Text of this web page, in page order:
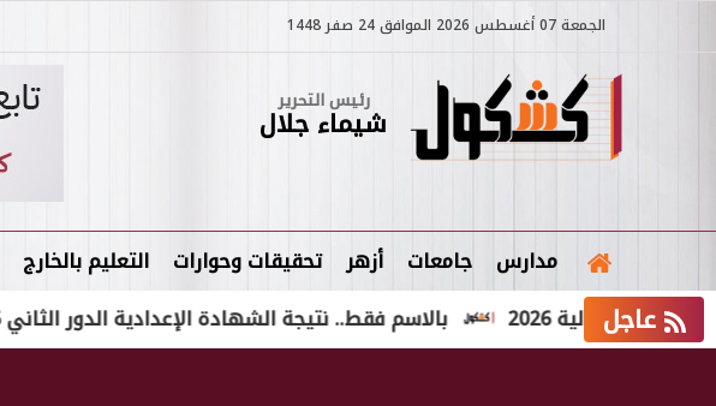
الجمعة 07 أغسطس 2026 الموافق 24 صفر 1448
رئيس التحرير
شيماء جلال
مدارس جامعات أزهر تحقيقات وحوارات التعليم بالخارج
عاجل بالاسم فقط.. نتيجة الشهادة الإعدادية الدور الثاني 2026 في المحافظات 2026